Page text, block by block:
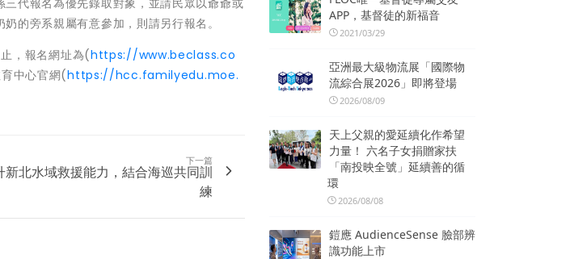
的旁系親屬有意參加，則請另行報名。
，報名網址為(https://www.beclass.co
中心官網(https://hcc.familyedu.moe.
下一篇
新北水域救援能力，結合海巡共同訓
練
APP，基督徒的新福音
2021/03/29
亞洲最大級物流展「國際物
流綜合展2026」即將登場
2026/08/09
天上父親的愛延續化作希望
力量！ 六名子女捐贈家扶
「南投映全號」延續善的循
環
2026/08/08
鎧應 AudienceSense 臉部辨
識功能上市